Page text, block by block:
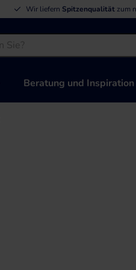
Wir liefern Spitzenqualität zum
Beratung und Inspiration